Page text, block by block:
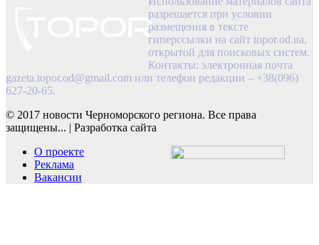
разрешается при условии
размещения в тексте
гиперссылки на сайт topor.od.ua,
открытой для поисковых систем.
Контакты: электронная почта
gazeta.topor.od@gmail.com или телефон редакции – +38(096)
627-20-65.
© 2017 новости Черноморского региона. Все права
защищены... | Разработка сайта
О проекте
Реклама
Вакансии